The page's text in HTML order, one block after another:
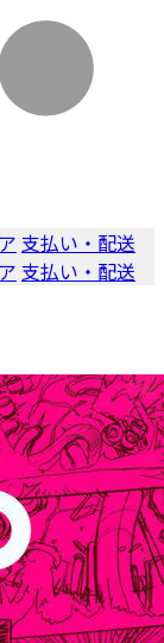
支払い・配送
支払い・配送